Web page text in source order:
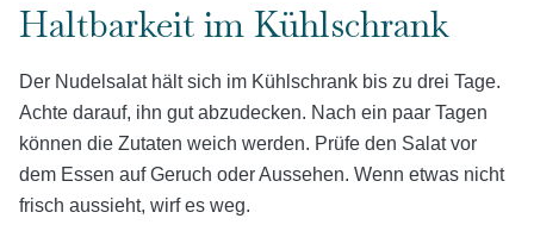
Haltbarkeit im Kühlschrank
Der Nudelsalat hält sich im Kühlschrank bis zu drei Tage.
Achte darauf, ihn gut abzudecken. Nach ein paar Tagen
können die Zutaten weich werden. Prüfe den Salat vor
dem Essen auf Geruch oder Aussehen. Wenn etwas nicht
frisch aussieht, wirf es weg.